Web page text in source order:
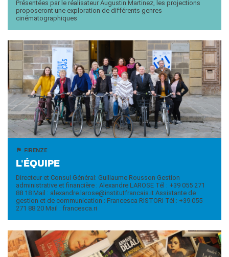
Présentées par le réalisateur Augustin Martinez, les projections
proposeront une exploration de différents genres
cinématographiques
FIRENZE
L'ÉQUIPE
Directeur et Consul Général: Guillaume Rousson Gestion
administrative et financière : Alexandre LAROSE Tél : +39 055 271
88 18 Mail : alexandre.larose@institutfrancais.it Assistante de
gestion et de communication : Francesca RISTORI Tél : +39 055
271 88 20 Mail : francesca.ri